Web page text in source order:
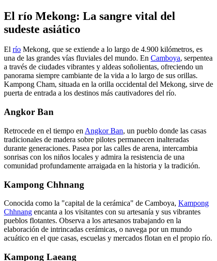
El río Mekong: La sangre vital del
sudeste asiático
El río Mekong, que se extiende a lo largo de 4.900 kilómetros, es
una de las grandes vías fluviales del mundo. En Camboya, serpentea
a través de ciudades vibrantes y aldeas soñolientas, ofreciendo un
panorama siempre cambiante de la vida a lo largo de sus orillas.
Kampong Cham, situada en la orilla occidental del Mekong, sirve de
puerta de entrada a los destinos más cautivadores del río.
Angkor Ban
Retrocede en el tiempo en Angkor Ban, un pueblo donde las casas
tradicionales de madera sobre pilotes permanecen inalteradas
durante generaciones. Pasea por las calles de arena, intercambia
sonrisas con los niños locales y admira la resistencia de una
comunidad profundamente arraigada en la historia y la tradición.
Kampong Chhnang
Conocida como la "capital de la cerámica" de Camboya, Kampong
Chhnang encanta a los visitantes con su artesanía y sus vibrantes
pueblos flotantes. Observa a los artesanos trabajando en la
elaboración de intrincadas cerámicas, o navega por un mundo
acuático en el que casas, escuelas y mercados flotan en el propio río.
Kampong Laeang